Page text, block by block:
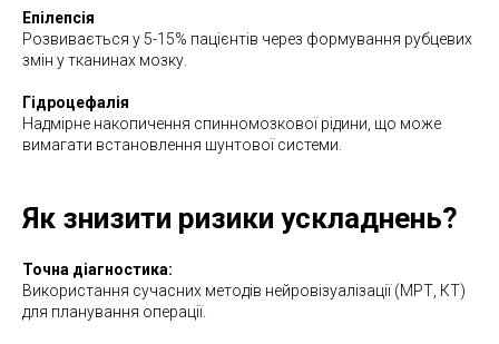
Епілепсія
Розвивається у 5-15% пацієнтів через формування рубцевих
змін у тканинах мозку.
Гідроцефалія
Надмірне накопичення спинномозкової рідини, що може
вимагати встановлення шунтової системи.
Як знизити ризики ускладнень?
Точна діагностика:
Використання сучасних методів нейровізуалізації (МРТ, КТ)
для планування операції.